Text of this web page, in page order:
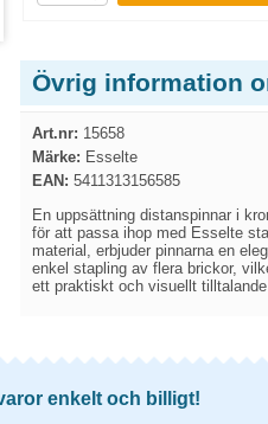
Övrig information
Art.nr: 15658
Märke: Esselte
EAN: 5411313156585
En uppsättning distanspinnar i
för att passa ihop med Esselte
material, erbjuder pinnarna en
enkel stapling av flera brickor,
ett praktiskt och visuellt
enkelt och billigt!